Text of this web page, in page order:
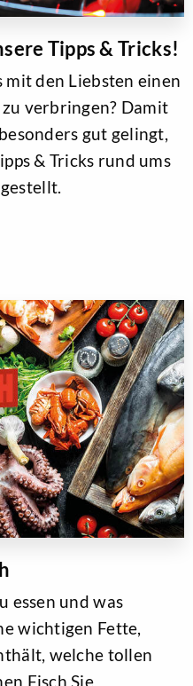
Tipps & Tricks!
mit den Liebsten einen
verbringen? Damit
gut gelingt,
& Tricks rund ums
essen und was
wichtigen Fette,
welche tollen
Fisch Sie